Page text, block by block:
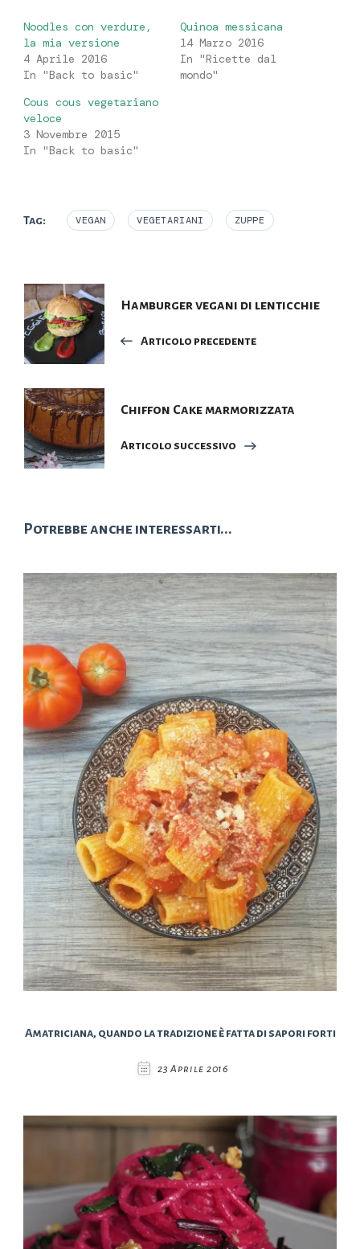
Noodles con verdure,
la mia versione
4 Aprile 2016
In "Back to basic"
Quinoa messicana
14 Marzo 2016
In "Ricette dal
mondo"
Cous cous vegetariano
veloce
3 Novembre 2015
In "Back to basic"
Tag: VEGAN VEGETARIANI ZUPPE
Navigazione
articoli
Hamburger vegani di lenticchie
Articolo precedente
Chiffon Cake marmorizzata
Articolo successivo
Potrebbe anche interessarti...
Amatriciana, quando la tradizione è fatta di sapori forti
23 Aprile 2016